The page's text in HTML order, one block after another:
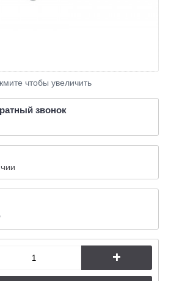
чтобы увеличить
звонок
+